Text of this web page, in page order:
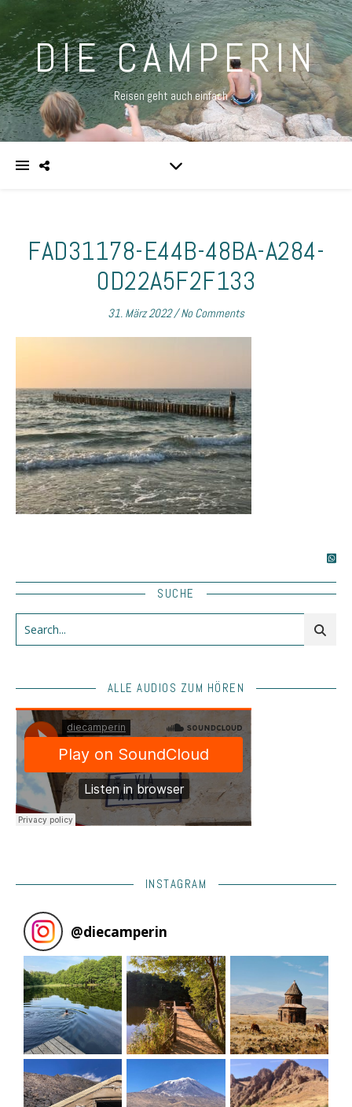
DIE CAMPERIN
Reisen geht auch einfach …
FAD31178-E44B-48BA-A284-
0D22A5F2F133
31. März 2022/ No Comments
SUCHE
ALLE AUDIOS ZUM HÖREN
INSTAGRAM
@diecamperin